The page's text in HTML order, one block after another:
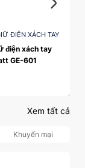
ĐIỆN XÁCH TAY
điện xách tay
GE-601
Xem tất cả
Khuyến mại